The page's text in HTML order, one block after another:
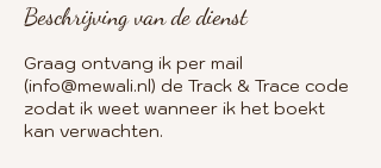
Beschrijving van de dienst
Graag ontvang ik per mail
(info@mewali.nl) de Track & Trace code
zodat ik weet wanneer ik het boekt
kan verwachten.